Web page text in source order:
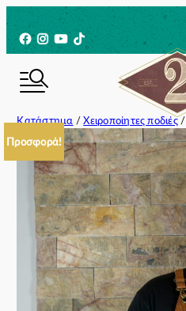
στο
περιεχόμενο
Facebook
Instagram
YouTube
TikTok
Κατάστημα /Χειροποίητες ποδιές/
Προσφορά!